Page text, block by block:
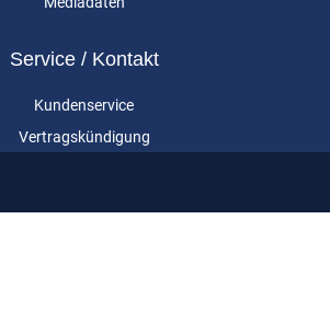
Service / Kontakt
Kundenservice
Vertragskündigung